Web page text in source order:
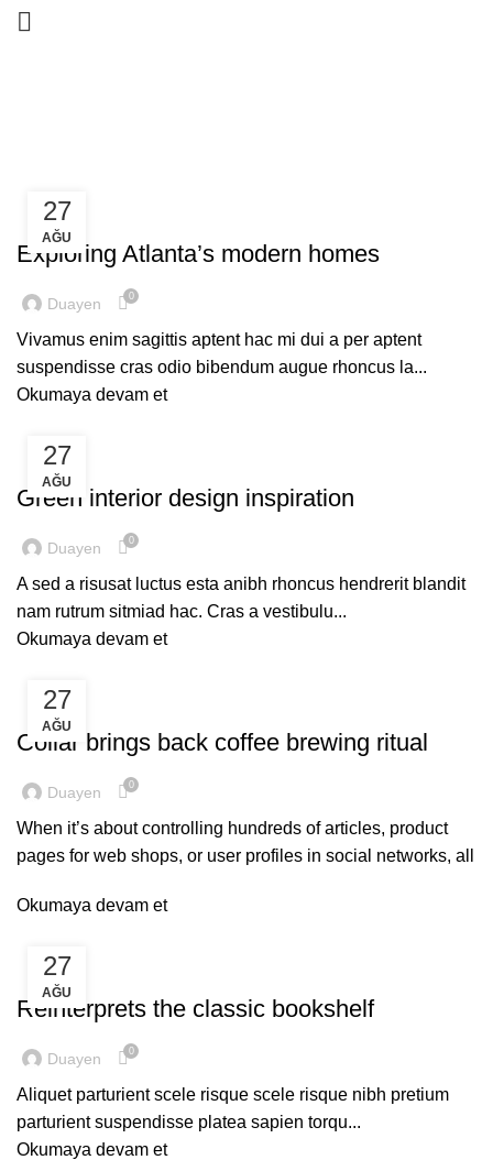
27
AĞU
DECORATION
Exploring Atlanta’s modern homes
Duayen 0
Vivamus enim sagittis aptent hac mi dui a per aptent
suspendisse cras odio bibendum augue rhoncus la...
Okumaya devam et
27
AĞU
INSPIRATION
Green interior design inspiration
Duayen 0
A sed a risusat luctus esta anibh rhoncus hendrerit blandit
nam rutrum sitmiad hac. Cras a vestibulu...
Okumaya devam et
27
AĞU
FURNITURE
Collar brings back coffee brewing ritual
Duayen 0
When it’s about controlling hundreds of articles, product
pages for web shops, or user profiles in social networks, all
Okumaya devam et
27
AĞU
DESIGN TRENDS
Reinterprets the classic bookshelf
Duayen 0
Aliquet parturient scele risque scele risque nibh pretium
parturient suspendisse platea sapien torqu...
Okumaya devam et